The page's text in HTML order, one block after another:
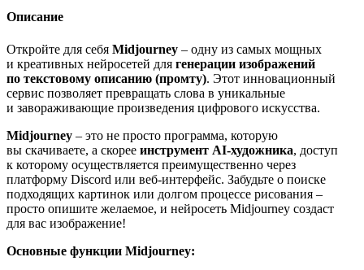
Описание
Откройте для себя Midjourney – одну из самых мощных
и креативных нейросетей для генерации изображений
по текстовому описанию (промту). Этот инновационный
сервис позволяет превращать слова в уникальные
и завораживающие произведения цифрового искусства.
Midjourney – это не просто программа, которую
вы скачиваете, а скорее инструмент AI-художника, доступ
к которому осуществляется преимущественно через
платформу Discord или веб-интерфейс. Забудьте о поиске
подходящих картинок или долгом процессе рисования –
просто опишите желаемое, и нейросеть Midjourney создаст
для вас изображение!
Основные функции Midjourney: